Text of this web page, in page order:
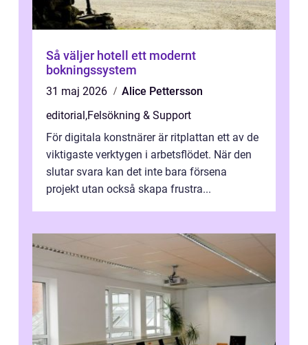
Så väljer hotell ett modernt
bokningssystem
31 maj 2026
Alice Pettersson
editorial,Felsökning & Support
För digitala konstnärer är ritplattan ett av de
viktigaste verktygen i arbetsflödet. När den
slutar svara kan det inte bara försena
projekt utan också skapa frustra...